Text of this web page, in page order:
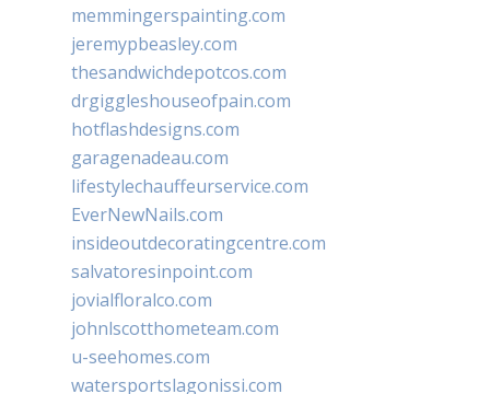
memmingerspainting.com
jeremypbeasley.com
thesandwichdepotcos.com
drgiggleshouseofpain.com
hotflashdesigns.com
garagenadeau.com
lifestylechauffeurservice.com
EverNewNails.com
insideoutdecoratingcentre.com
salvatoresinpoint.com
jovialfloralco.com
johnlscotthometeam.com
u-seehomes.com
watersportslagonissi.com